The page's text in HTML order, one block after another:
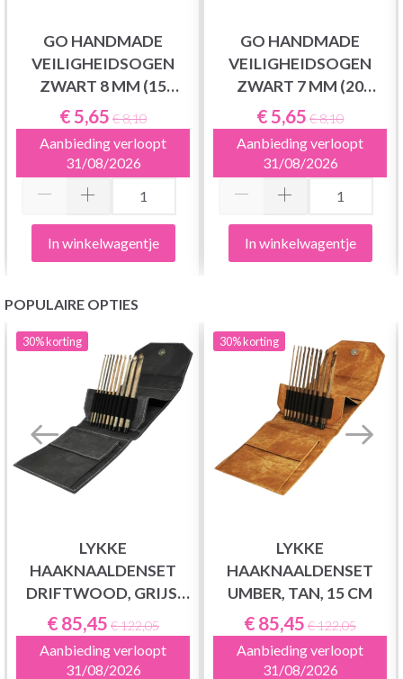
GO HANDMADE
VEILIGHEIDSOGEN
ZWART 8 MM (15
PAAR)
€ 5,65 € 8,10
Aanbieding verloopt
31/08/2026
In winkelwagentje
GO HANDMADE
VEILIGHEIDSOGEN
ZWART 7 MM (20
PAAR)
€ 5,65 € 8,10
Aanbieding verloopt
31/08/2026
In winkelwagentje
POPULAIRE OPTIES
30%korting
LYKKE
HAAKNAALDENSET
DRIFTWOOD, GRIJS,
15 CM
€ 85,45 € 122,05
Aanbieding verloopt
31/08/2026
30%korting
LYKKE
HAAKNAALDENSET
UMBER, TAN, 15 CM
€ 85,45 € 122,05
Aanbieding verloopt
31/08/2026